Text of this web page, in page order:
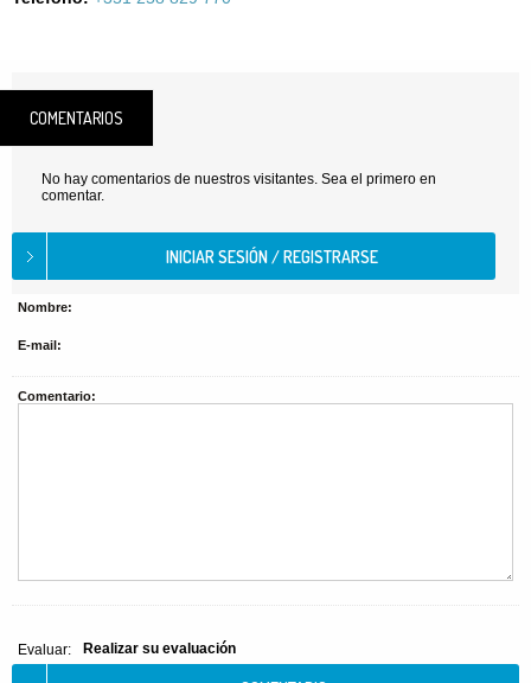
COMENTARIOS
No hay comentarios de nuestros visitantes. Sea el primero en
comentar.
Nombre:
E-mail:
Comentario:
Evaluar: Realizar su evaluación